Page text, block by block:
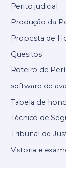
Perito judicial
Produção da
Proposta de
Quesitos
Roteiro de
software de
Tabela de
Técnico de
Tribunal de
Vistoria e